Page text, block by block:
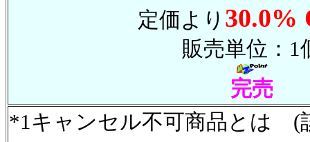
定価より 30.0%
販売単位：1
完売
*1キャンセル不可商品とは (